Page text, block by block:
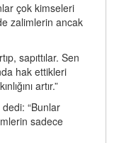
çok kimseleri
zalimlerin ancak
sapıttılar. Sen
hak ettikleri
artır.”
“Bunlar
sadece